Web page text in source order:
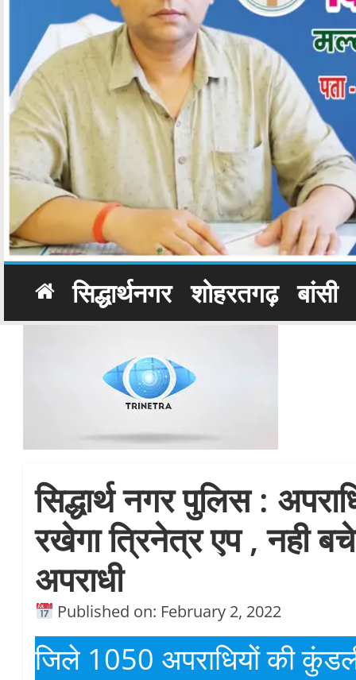
सिद्धार्थनगर शोहरतगढ़ बांसी
सिद्धार्थ नगर पुलिस :
रखेगा त्रिनेत्र एप , नही
अपराधी
Published on: February 2, 2022
जिले 1050 अपराधियों की